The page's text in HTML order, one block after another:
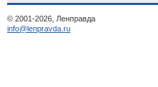
© 2001-2026, Ленправда
info@lenpravda.ru